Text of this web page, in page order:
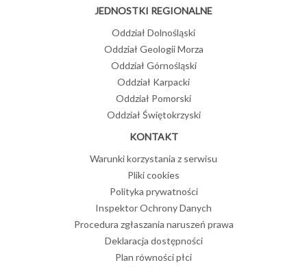
JEDNOSTKI REGIONALNE
Oddział Dolnośląski
Oddział Geologii Morza
Oddział Górnośląski
Oddział Karpacki
Oddział Pomorski
Oddział Świętokrzyski
KONTAKT
Warunki korzystania z serwisu
Pliki cookies
Polityka prywatności
Inspektor Ochrony Danych
Procedura zgłaszania naruszeń prawa
Deklaracja dostępności
Plan równości płci